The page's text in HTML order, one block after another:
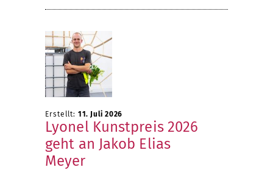
Erstellt: 11. Juli 2026
Lyonel Kunstpreis 2026
geht an Jakob Elias
Meyer